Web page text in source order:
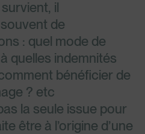
il
de
: quel mode de
quelles indemnités
bénéficier de
? etc
la seule issue pour
être à l’origine d’une